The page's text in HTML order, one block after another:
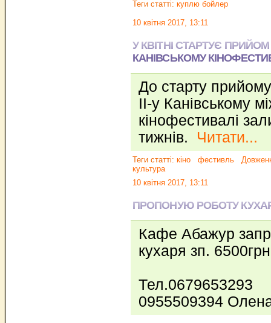
Теги статті: куплю бойлер
10 квітня 2017, 13:11
У КВІТНІ СТАРТУЄ
КАНІВСЬКОМУ
До старту
ІІ-у Канівському
кінофестивалі
тижнів. Читати...
Теги статті: кіно фестивль
культура
10 квітня 2017, 13:11
ПРОПОНУЮ РОБОТУ
Кафе Абажур
кухаря зп.
Тел.0679653293
0955509394